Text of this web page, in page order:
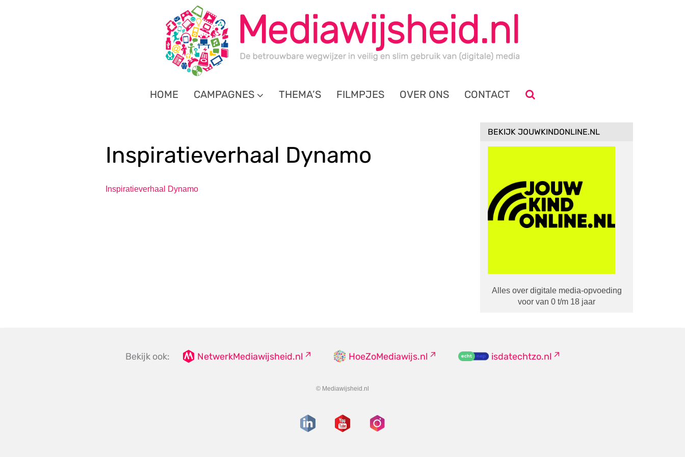
HOME CAMPAGNES THEMA’S FILMPJES OVER ONS CONTACT
Inspiratieverhaal Dynamo
Inspiratieverhaal Dynamo
BEKIJK JOUWKINDONLINE.NL
Alles over digitale media-opvoeding
voor van 0 t/m 18 jaar
Bekijk ook: NetwerkMediawijsheid.nl HoeZoMediawijs.nl isdatechtzo.nl
© Mediawijsheid.nl